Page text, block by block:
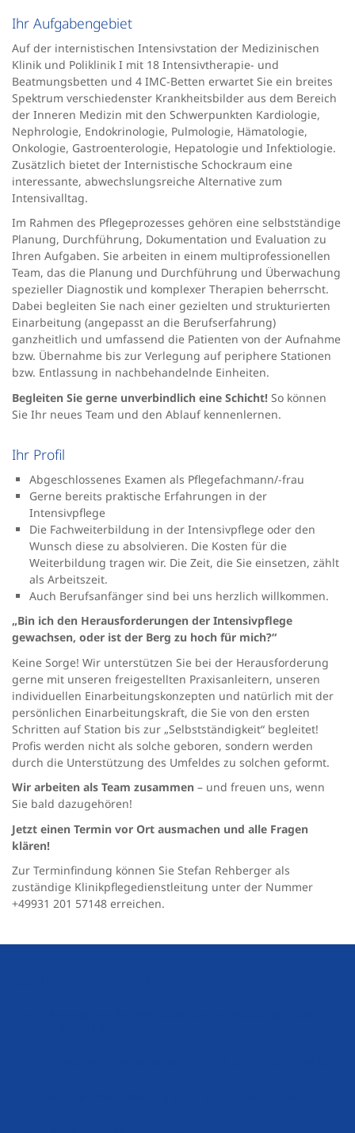
Ihr Aufgabengebiet
Auf der internistischen Intensivstation der Medizinischen
Klinik und Poliklinik I mit 18 Intensivtherapie- und
Beatmungsbetten und 4 IMC-Betten erwartet Sie ein breites
Spektrum verschiedenster Krankheitsbilder aus dem Bereich
der Inneren Medizin mit den Schwerpunkten Kardiologie,
Nephrologie, Endokrinologie, Pulmologie, Hämatologie,
Onkologie, Gastroenterologie, Hepatologie und Infektiologie.
Zusätzlich bietet der Internistische Schockraum eine
interessante, abwechslungsreiche Alternative zum
Intensivalltag.
Im Rahmen des Pflegeprozesses gehören eine selbstständige
Planung, Durchführung, Dokumentation und Evaluation zu
Ihren Aufgaben. Sie arbeiten in einem multiprofessionellen
Team, das die Planung und Durchführung und Überwachung
spezieller Diagnostik und komplexer Therapien beherrscht.
Dabei begleiten Sie nach einer gezielten und strukturierten
Einarbeitung (angepasst an die Berufserfahrung)
ganzheitlich und umfassend die Patienten von der Aufnahme
bzw. Übernahme bis zur Verlegung auf periphere Stationen
bzw. Entlassung in nachbehandelnde Einheiten.
Begleiten Sie gerne unverbindlich eine Schicht! So können
Sie Ihr neues Team und den Ablauf kennenlernen.
Ihr Profil
Abgeschlossenes Examen als Pflegefachmann/-frau
Gerne bereits praktische Erfahrungen in der
Intensivpflege
Die Fachweiterbildung in der Intensivpflege oder den
Wunsch diese zu absolvieren. Die Kosten für die
Weiterbildung tragen wir. Die Zeit, die Sie einsetzen, zählt
als Arbeitszeit.
Auch Berufsanfänger sind bei uns herzlich willkommen.
„Bin ich den Herausforderungen der Intensivpflege
gewachsen, oder ist der Berg zu hoch für mich?“
Keine Sorge! Wir unterstützen Sie bei der Herausforderung
gerne mit unseren freigestellten Praxisanleitern, unseren
individuellen Einarbeitungskonzepten und natürlich mit der
persönlichen Einarbeitungskraft, die Sie von den ersten
Schritten auf Station bis zur „Selbstständigkeit“ begleitet!
Profis werden nicht als solche geboren, sondern werden
durch die Unterstützung des Umfeldes zu solchen geformt.
Wir arbeiten als Team zusammen – und freuen uns, wenn
Sie bald dazugehören!
Jetzt einen Termin vor Ort ausmachen und alle Fragen
klären!
Zur Terminfindung können Sie Stefan Rehberger als
zuständige Klinikpflegedienstleitung unter der Nummer
+49931 201 57148 erreichen.